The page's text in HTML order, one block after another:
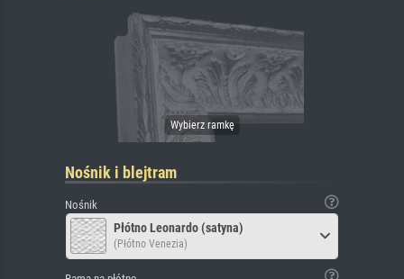
Nośnik i blejtram
Nośnik
Płótno Leonardo (satyna)
(Płótno Venezia)